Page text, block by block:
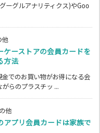
ーグルアナリティクス)やGoo
他
ケーストアの会員カードを
方法
でのお買い物がお得になる会
らのプラスチッ ...
他
アプリ会員カードは家族で